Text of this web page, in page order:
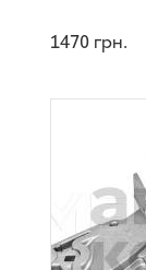
1470 грн.